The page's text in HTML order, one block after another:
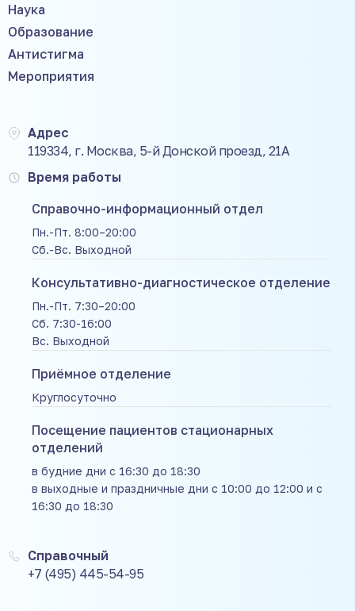
Наука
Образование
Антистигма
Мероприятия
Адрес
119334, г. Москва, 5-й Донской проезд, 21А
Время работы
Справочно-информационный отдел
Пн.-Пт. 8:00–20:00
Сб.-Вс. Выходной
Консультативно-диагностическое отделение
Пн.-Пт. 7:30–20:00
Сб. 7:30-16:00
Вс. Выходной
Приёмное отделение
Круглосуточно
Посещение пациентов стационарных
отделений
в будние дни с 16:30 до 18:30
в выходные и праздничные дни с 10:00 до 12:00 и с
16:30 до 18:30
Справочный
+7 (495) 445-54-95